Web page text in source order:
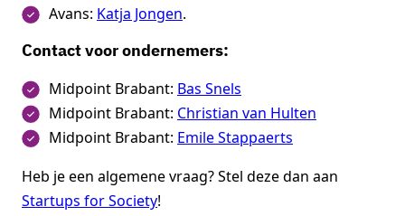
Avans: Katja Jongen.
Contact voor ondernemers:
Midpoint Brabant: Bas Snels
Midpoint Brabant: Christian van Hulten
Midpoint Brabant: Emile Stappaerts
Heb je een algemene vraag? Stel deze dan aan
Startups for Society!